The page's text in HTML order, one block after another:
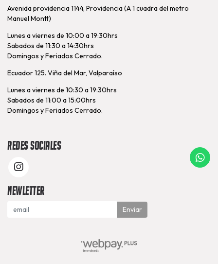
Avenida providencia 1144, Providencia (A 1 cuadra del metro
Manuel Montt)
Lunes a viernes de 10:00 a 19:30hrs
Sabados de 11:30 a 14:30hrs
Domingos y Feriados Cerrado.
Ecuador 125. Viña del Mar, Valparaíso
Lunes a viernes de 10:30 a 19:30hrs
Sabados de 11:00 a 15:00hrs
Domingos y Feriados Cerrado.
Redes Sociales
Newletter
Enviar